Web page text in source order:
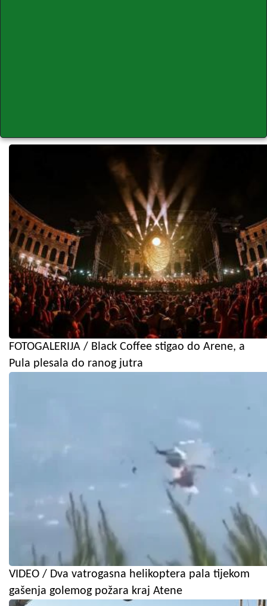
FOTOGALERIJA / Black Coffee stigao do Arene, a
Pula plesala do ranog jutra
VIDEO / Dva vatrogasna helikoptera pala tijekom
gašenja golemog požara kraj Atene